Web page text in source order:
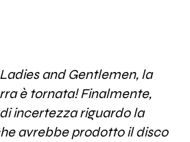
and Gentlemen, la
è tornata! Finalmente,
incertezza riguardo la
avrebbe prodotto il disco